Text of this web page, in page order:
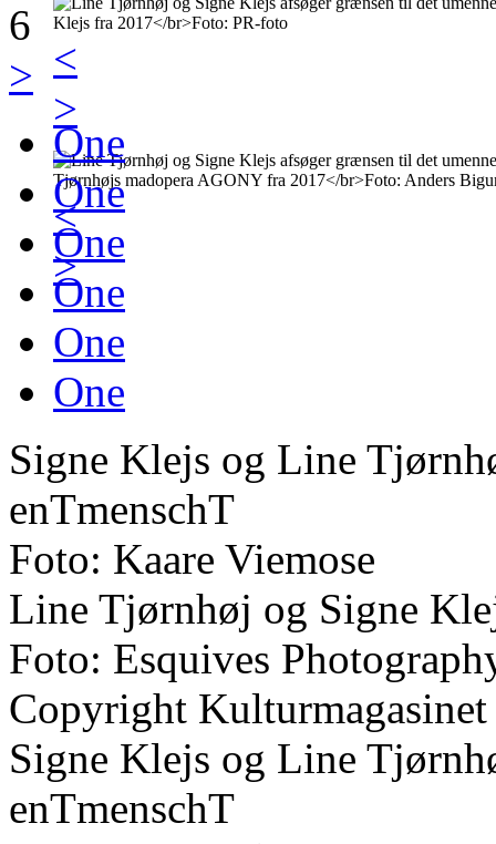
<
>
<
>
6
>
One
One
One
One
One
One
Signe Klejs og Line
enTmenschT
Foto: Kaare Viemose
Line Tjørnhøj og Signe
Foto: Esquives
Copyright
Signe Klejs og Line
enTmenschT